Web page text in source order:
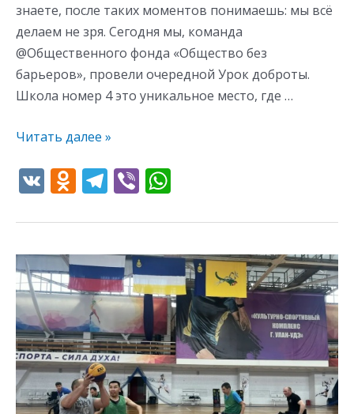
знаете, после таких моментов понимаешь: мы всё
делаем не зря. Сегодня мы, команда
@Общественного фонда «Общество без
барьеров», провели очередной Урок доброты.
Школа номер 4 это уникальное место, где …
Читать далее »
V O
n
o
kl
as
s
ni
ki
T
e
gr
a
m
Vi
er at
s
A
p
p
Турнир,
посвященный
Великой
Победе!